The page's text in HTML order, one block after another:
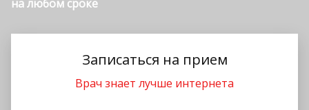
на любом сроке
Записаться на прием
Врач знает лучше интернета